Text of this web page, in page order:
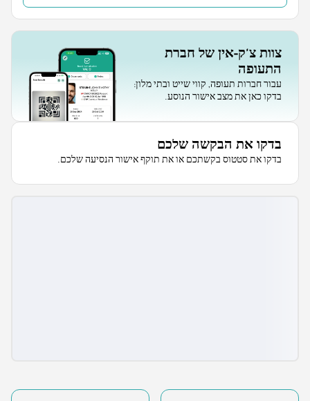
צוות צ'ק-אין של חברת
התעופה
עבור חברות תעופה, קווי שייט ובתי מלון:
בדקו כאן את מצב אישור הנוסע.
בדקו את הבקשה שלכם
בדקו את סטטוס בקשתכם או את תוקף אישור הנסיעה שלכם.